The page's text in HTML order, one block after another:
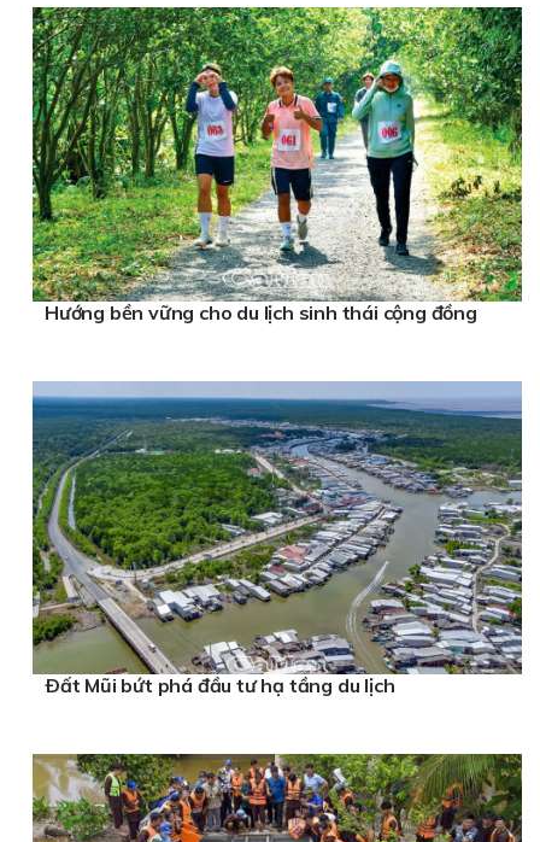
Hướng bền vững cho du lịch sinh thái cộng đồng
Ðất Mũi bứt phá đầu tư hạ tầng du lịch